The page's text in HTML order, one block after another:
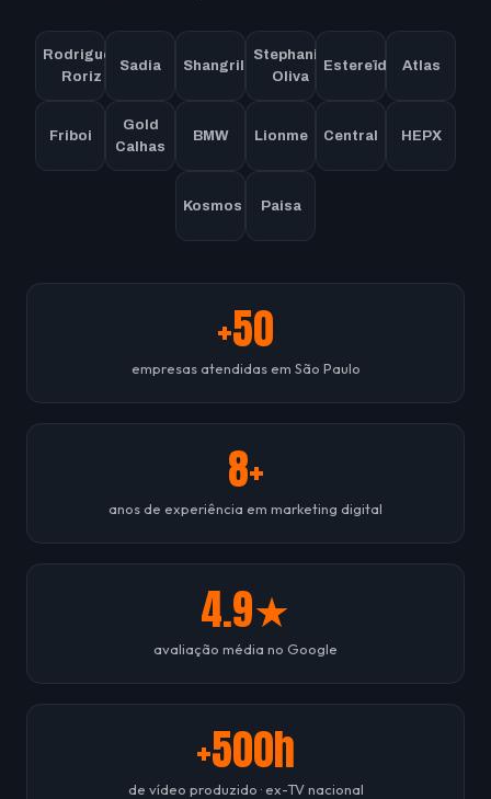
Rodrigues
Roriz
Sadia Shangrilla
Stephanie
Oliva
Estereïdi Atlas
Friboi
Gold
Calhas
BMW Lionme Central HEPX
Kosmos Paisa
+50
empresas atendidas em São Paulo
8+
anos de experiência em marketing digital
4.9★
avaliação média no Google
+500h
de vídeo produzido · ex-TV nacional